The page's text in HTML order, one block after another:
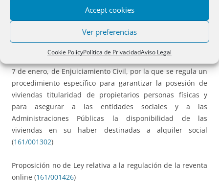
Accept cookies
Ver preferencias
Cookie PolicyPolítica de PrivacidadAviso Legal
encuentren concluidos o en fase en tramitación, y de los
que se encuentren en fase de ejecución o de lanzamiento
7 de enero, de Enjuiciamiento Civil, por la que se regula un
procedimiento específico para garantizar la posesión de
viviendas titularidad de propietarios personas físicas y
para asegurar a las entidades sociales y a las
Administraciones Públicas la disponibilidad de las
viviendas en su haber destinadas a alquiler social
(161/001302)
Proposición no de Ley relativa a la regulación de la reventa
online (161/001426)